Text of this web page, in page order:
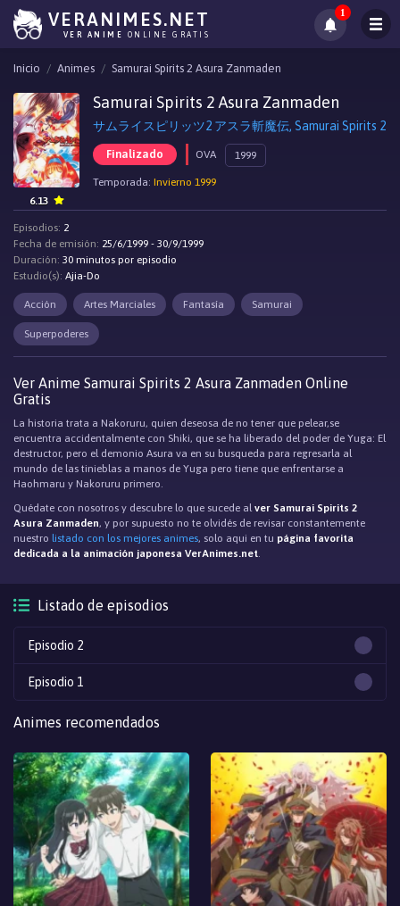
VERANIMES.NET
VER ANIME ONLINE GRATIS
1
Inicio Animes Samurai Spirits 2 Asura Zanmaden
Samurai Spirits 2 Asura Zanmaden
サムライスピリッツ2 アスラ斬魔伝, Samurai Spirits 2
Finalizado OVA 1999
Temporada: Invierno 1999
6.13
Episodios: 2
Fecha de emisión: 25/6/1999 - 30/9/1999
Duración: 30 minutos por episodio
Estudio(s): Ajia-Do
Acción Artes Marciales Fantasía Samurai
Superpoderes
Ver Anime Samurai Spirits 2 Asura Zanmaden Online
Gratis
La historia trata a Nakoruru, quien deseosa de no tener que pelear,se
encuentra accidentalmente con Shiki, que se ha liberado del poder de Yuga: El
destructor, pero el demonio Asura va en su busqueda para regresarla al
mundo de las tinieblas a manos de Yuga pero tiene que enfrentarse a
Haohmaru y Nakoruru primero.
Quédate con nosotros y descubre lo que sucede al ver Samurai Spirits 2
Asura Zanmaden, y por supuesto no te olvidés de revisar constantemente
nuestro listado con los mejores animes, solo aqui en tu página favorita
dedicada a la animación japonesa VerAnimes.net
Listado de episodios
Episodio 2
Episodio 1
Animes recomendados